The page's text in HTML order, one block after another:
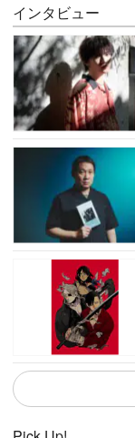
インタビュー